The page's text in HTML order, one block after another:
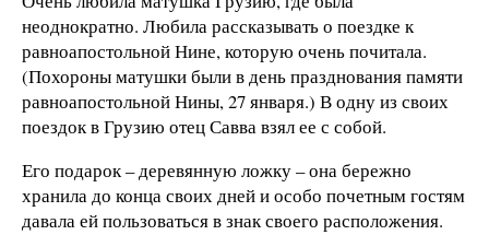
неоднократно. Любила рассказывать о поездке к
равноапостольной Нине, которую очень почитала.
(Похороны матушки были в день празднования памяти
равноапостольной Нины, 27 января.) В одну из своих
поездок в Грузию отец Савва взял ее с собой.
Его подарок – деревянную ложку – она бережно
хранила до конца своих дней и особо почетным гостям
давала ей пользоваться в знак своего расположения.